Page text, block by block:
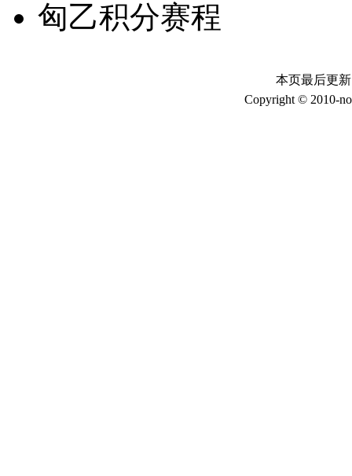
匈乙积分赛程
本页最后更新
Copyright © 2010-